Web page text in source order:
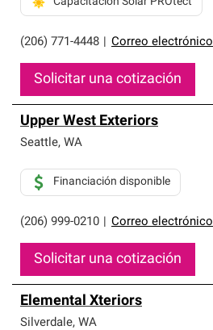
(206) 771-4448 Correo electrónico
Solicitar una cotización
Upper West Exteriors
Seattle, WA
(206) 999-0210 Correo electrónico
Financiación disponible
Solicitar una cotización
Elemental Xteriors
Silverdale, WA